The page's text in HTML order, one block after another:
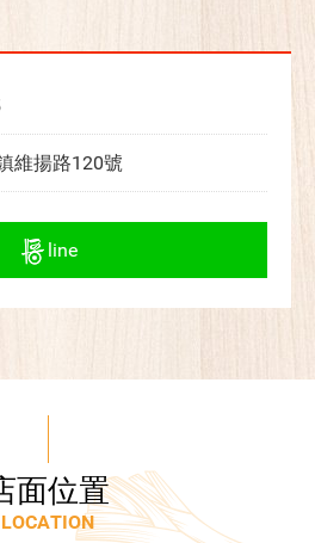
維揚路120號
line
面位置
LOCATION